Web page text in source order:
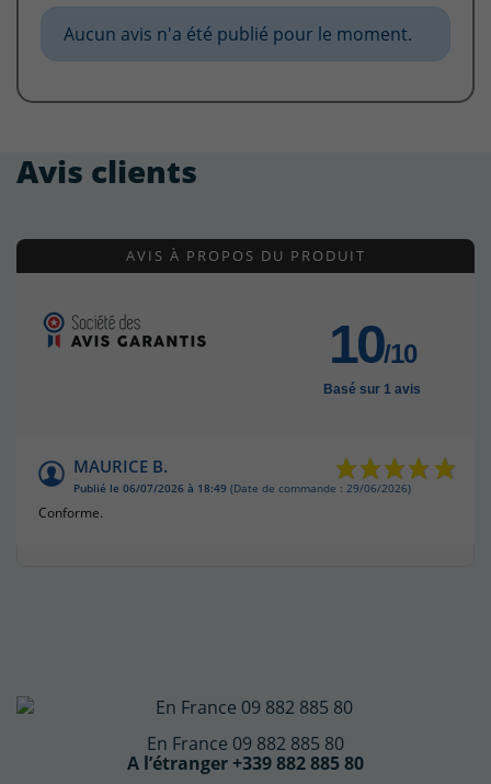
Aucun avis n'a été publié pour le moment.
Avis clients
AVIS À PROPOS DU PRODUIT
10/10
Basé sur 1 avis
MAURICE B.
Publié le 06/07/2026 à 18:49 (Date de commande : 29/06/2026)
Conforme.
En France 09 882 885 80
A l’étranger +339 882 885 80